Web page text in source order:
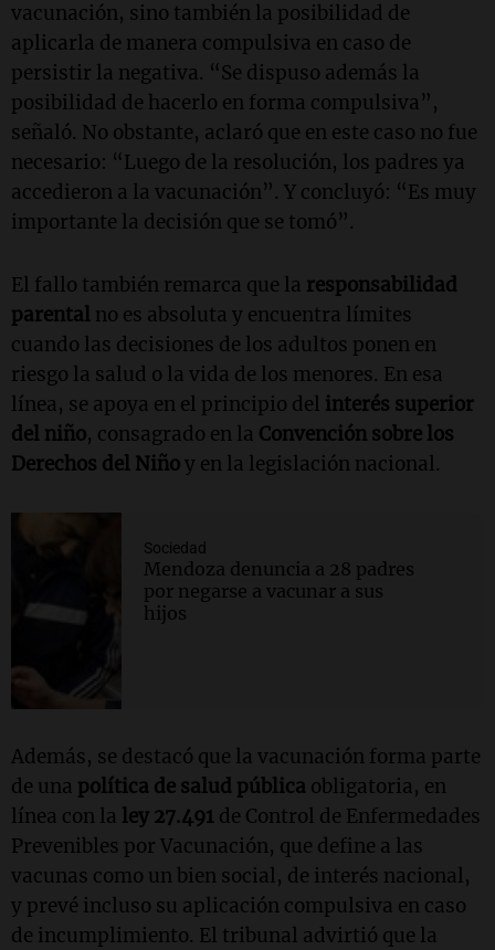
vacunación, sino también la posibilidad de
aplicarla de manera compulsiva en caso de
persistir la negativa. “Se dispuso además la
posibilidad de hacerlo en forma compulsiva”,
señaló. No obstante, aclaró que en este caso no fue
necesario: “Luego de la resolución, los padres ya
accedieron a la vacunación”. Y concluyó: “Es muy
importante la decisión que se tomó”.
El fallo también remarca que la responsabilidad
parental no es absoluta y encuentra límites
cuando las decisiones de los adultos ponen en
riesgo la salud o la vida de los menores. En esa
línea, se apoya en el principio del interés superior
del niño, consagrado en la Convención sobre los
Derechos del Niñoy en la legislación nacional.
Sociedad
Mendoza denuncia a 28 padres
por negarse a vacunar a sus
hijos
Además, se destacó que la vacunación forma parte
de una política de salud pública obligatoria, en
línea con la ley 27.491 de Control de Enfermedades
Prevenibles por Vacunación, que define a las
vacunas como un bien social, de interés nacional,
y prevé incluso su aplicación compulsiva en caso
de incumplimiento. El tribunal advirtió que la